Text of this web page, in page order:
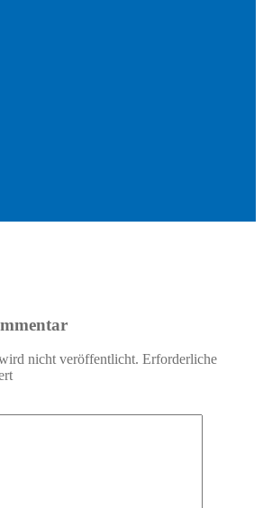
nicht veröffentlicht. Erforderliche